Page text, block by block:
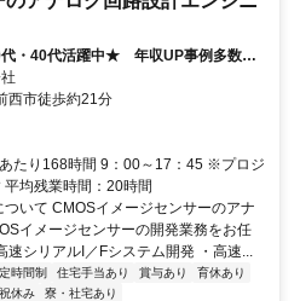
・40代活躍中★ 年収UP事例多数！
西市徒歩約21分
たり168時間 9：00～17：45 ※プロジ
平均残業時間：20時間
いて CMOSイメージセンサーのアナ
イメージセンサーの開発業務をお任
シリアルI／Fシステム開発 ・高速...
時間制 住宅手当あり 賞与あり
育休あり
休み 寮・社宅あり